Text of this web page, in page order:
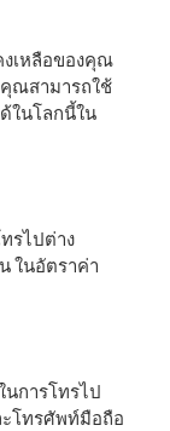
งเหลือของคุณ
คุณสามารถใช้
ในโลกนี้ใน
รไปต่าง
ในอัตราค่า
การโทรไป
โทรศัพท์มือถือ